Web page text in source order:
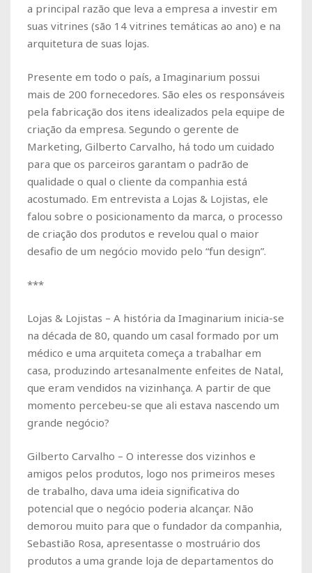
a principal razão que leva a empresa a investir em
suas vitrines (são 14 vitrines temáticas ao ano) e na
arquitetura de suas lojas.
Presente em todo o país, a Imaginarium possui
mais de 200 fornecedores. São eles os responsáveis
pela fabricação dos itens idealizados pela equipe de
criação da empresa. Segundo o gerente de
Marketing, Gilberto Carvalho, há todo um cuidado
para que os parceiros garantam o padrão de
qualidade o qual o cliente da companhia está
acostumado. Em entrevista a Lojas & Lojistas, ele
falou sobre o posicionamento da marca, o processo
de criação dos produtos e revelou qual o maior
desafio de um negócio movido pelo “fun design”.
***
Lojas & Lojistas – A história da Imaginarium inicia-se
na década de 80, quando um casal formado por um
médico e uma arquiteta começa a trabalhar em
casa, produzindo artesanalmente enfeites de Natal,
que eram vendidos na vizinhança. A partir de que
momento percebeu-se que ali estava nascendo um
grande negócio?
Gilberto Carvalho – O interesse dos vizinhos e
amigos pelos produtos, logo nos primeiros meses
de trabalho, dava uma ideia significativa do
potencial que o negócio poderia alcançar. Não
demorou muito para que o fundador da companhia,
Sebastião Rosa, apresentasse o mostruário dos
produtos a uma grande loja de departamentos do